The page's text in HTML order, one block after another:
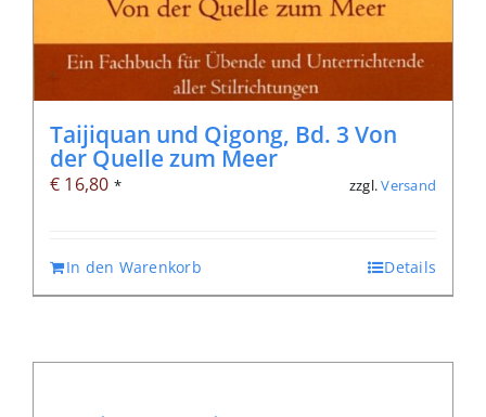
Taijiquan und Qigong, Bd. 3 Von
der Quelle zum Meer
€ 16,80 * zzgl.Versand
In den Warenkorb Details